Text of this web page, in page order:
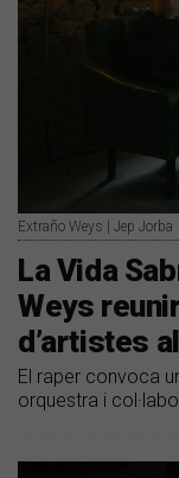
Extraño Weys | Jep Jorba
​La Vida
Weys
d’artistes
El raper convoca
orquestra i